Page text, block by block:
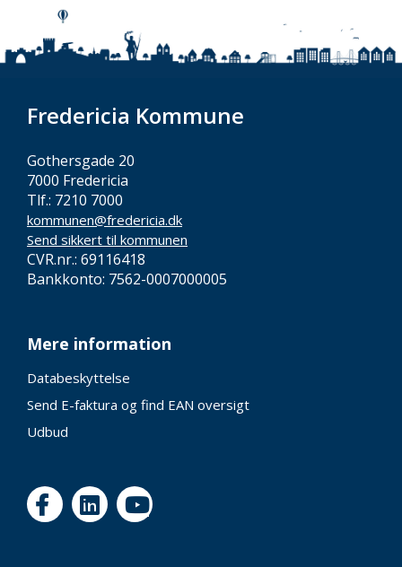
Fredericia Kommune
Gothersgade 20
7000 Fredericia
Tlf.: 7210 7000
kommunen@fredericia.dk
Send sikkert til kommunen
CVR.nr.: 69116418
Bankkonto: 7562-0007000005
Mere information
Databeskyttelse
Send E-faktura og find EAN oversigt
Udbud